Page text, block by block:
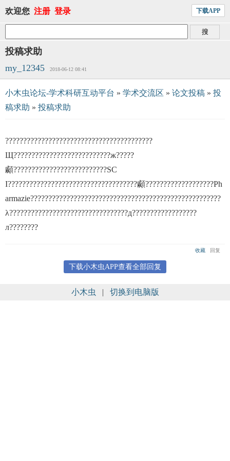
欢迎您 注册 登录 下载APP
投稿求助
my_12345
2018-06-12 08:41
小木虫论坛-学术科研互动平台 » 学术交流区 » 论文投稿 » 投
稿求助 » 投稿求助
?????????????????????????????????????????
Щ???????????????????????????ж?????
顣??????????????????????????SC
I????????????????????????????????????顣???????????????????Ph
armazie?????????????????????????????????????????????????????
λ?????????????????????????????????д??????????????????
л????????
收藏 回复
下载小木虫APP查看全部回复
小木虫 | 切换到电脑版